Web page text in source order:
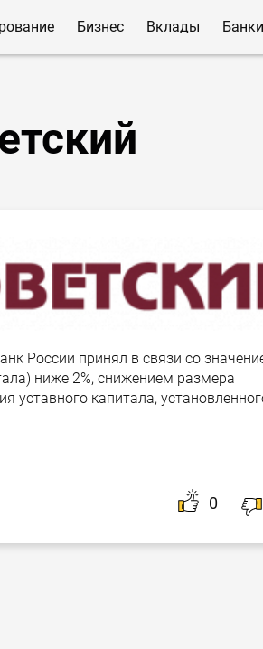
Бизнес Вклады
России принял в связи со
ниже 2%, снижением размера
уставного капитала,
0